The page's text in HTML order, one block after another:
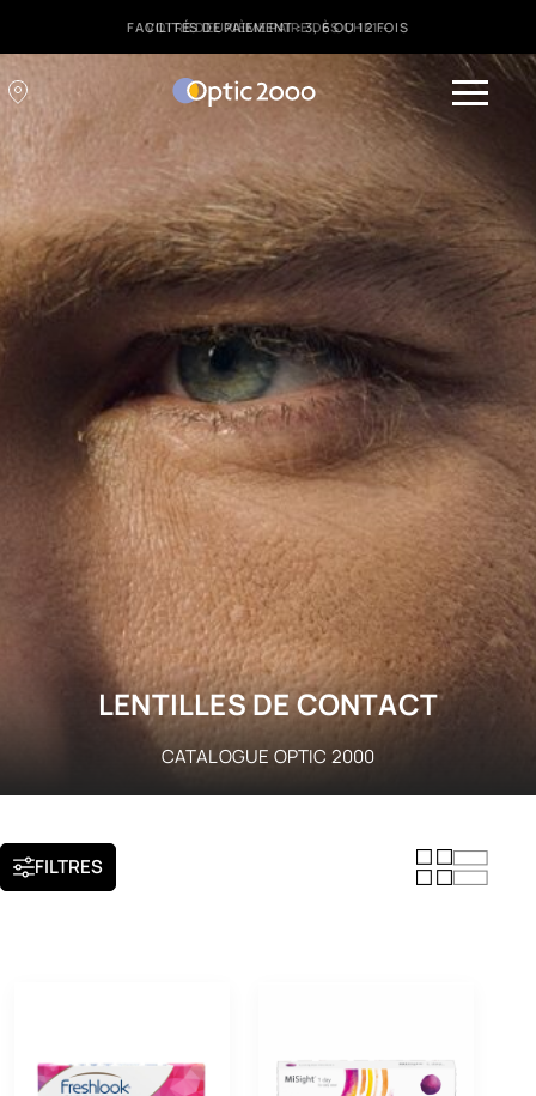
FACILITÉS DE PAIEMENT : 3, 6 OU 12 FOIS
LENTILLES DE CONTACT
CATALOGUE OPTIC 2000
FILTRES